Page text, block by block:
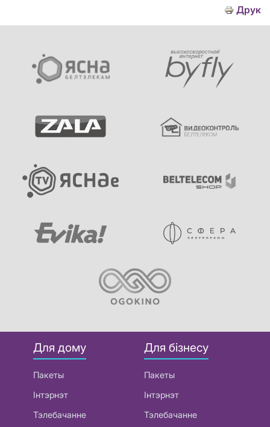
Друк
Для дому
Пакеты
Інтэрнэт
Тэлебачанне
Для бізнесу
Пакеты
Інтэрнэт
Тэлебачанне